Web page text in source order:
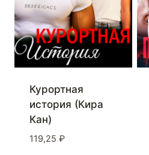
Курортная
история (Кира
Кан)
119,25 ₽